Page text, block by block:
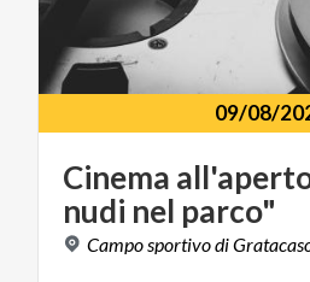
09/08/
Cinema
nudi nel parco"
Campo sportivodi